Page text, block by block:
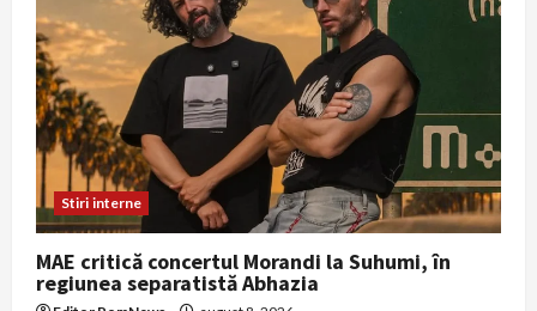
Stiri interne
MAE critică concertul Morandi la Suhumi, în
regiunea separatistă Abhazia